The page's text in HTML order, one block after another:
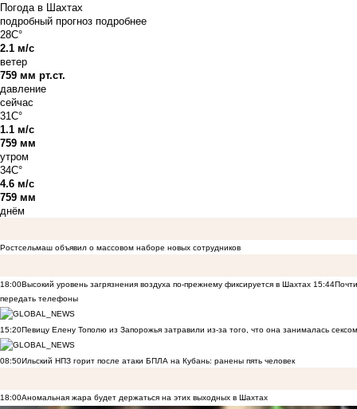
Погода в Шахтах
подробный прогноз подробнее
28C°
2.1 м/с
ветер
759 мм рт.ст.
давление
сейчас
31C°
1.1 м/с
759 мм
утром
34C°
4.6 м/с
759 мм
днём
Ростсельмаш объявил о массовом наборе новых сотрудников
18:00Высокий уровень загрязнения воздуха по-прежнему фиксируется в Шахтах 15:44
передать телефоны
15:20Певицу Елену Тополю из Запорожья затравили из-за того, что она занималась
08:50Ильский НПЗ горит после атаки БПЛА на Кубань: ранены пять человек
18:00Аномальная жара будет держаться на этих выходных в Шахтах